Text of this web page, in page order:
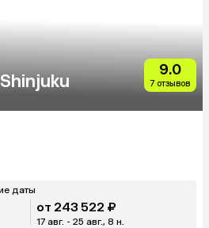
9.0
7 отзывов
даты
от 243 522 ₽
17 авг. - 25 авг., 8 н.